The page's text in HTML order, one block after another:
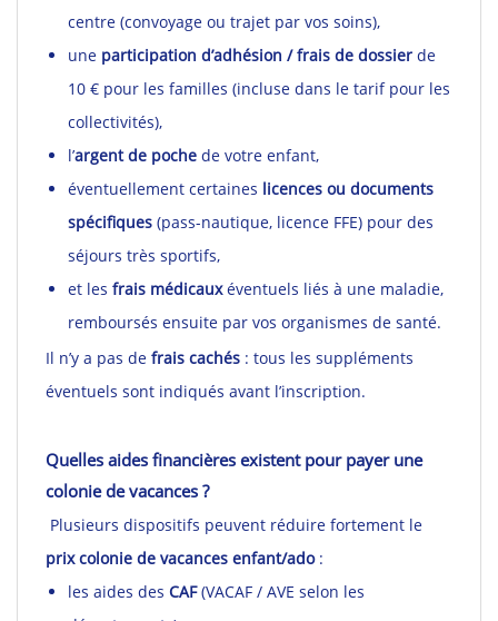
centre (convoyage ou trajet par vos soins),
une participation d’adhésion / frais de dossier de
10 € pour les familles (incluse dans le tarif pour les
collectivités),
l’argent de poche de votre enfant,
éventuellement certaines licences ou documents
spécifiques (pass-nautique, licence FFE) pour des
séjours très sportifs,
et les frais médicauxéventuels liés à une maladie,
remboursés ensuite par vos organismes de santé.
Il n’y a pas de frais cachés : tous les suppléments
éventuels sont indiqués avant l’inscription.
Quelles aides financières existent pour payer une
colonie de vacances ?
Plusieurs dispositifs peuvent réduire fortement le
prix colonie de vacances enfant/ado:
les aides des CAF(VACAF / AVE selon les